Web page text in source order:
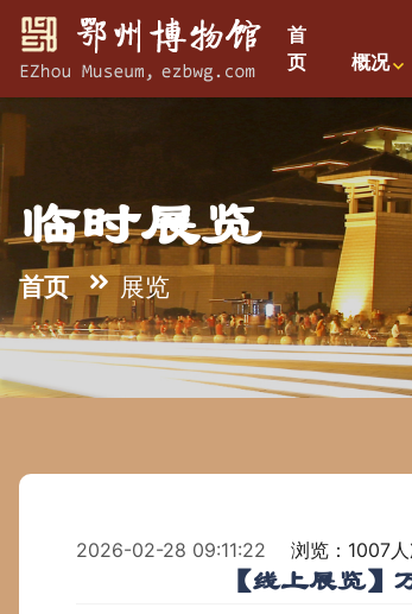
首
页
概况
临时展览
首页 展览
2026-02-28 09:11:22 浏览：1007
【线上展览】